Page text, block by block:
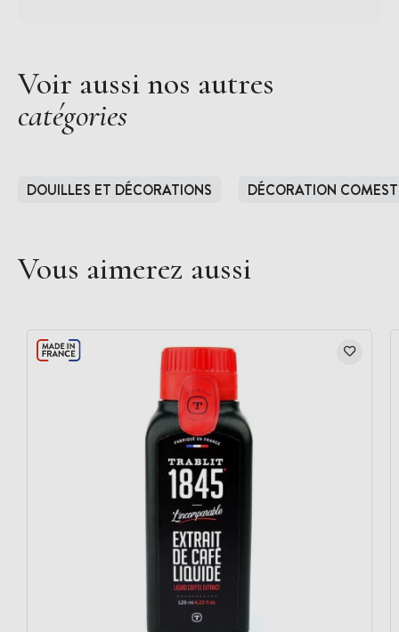
Voir aussi nos autres
catégories
DOUILLES ET DÉCORATIONS DÉCORATION
Vous aimerez aussi